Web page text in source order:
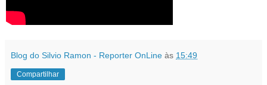
Blog do Silvio Ramon - Reporter OnLine às 15:49
Compartilhar